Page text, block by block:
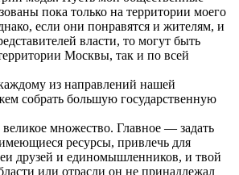
пока только на территории моего
если они понравятся и жителям, и
власти, то могут быть
Москвы, так и по всей
из направлений нашей
собрать большую государственную
множество. Главное — задать
ресурсы, привлечь для
друзей и единомышленников, и твой
или отрасли он не принадлежал